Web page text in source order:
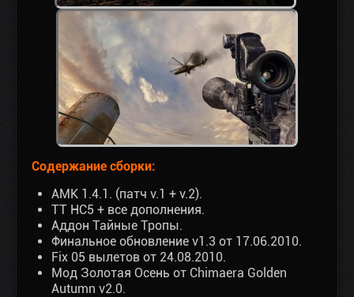
Содержание сборки:
AMK 1.4.1. (патч v.1 + v.2).
ТТ НС5 + все дополнения.
Аддон Тайные Тропы.
Финальное обновление v1.3 от 17.06.2010.
Fix 05 вылетов от 24.08.2010.
Мод Золотая Осень от Chimaera Golden
Autumn v2.0.